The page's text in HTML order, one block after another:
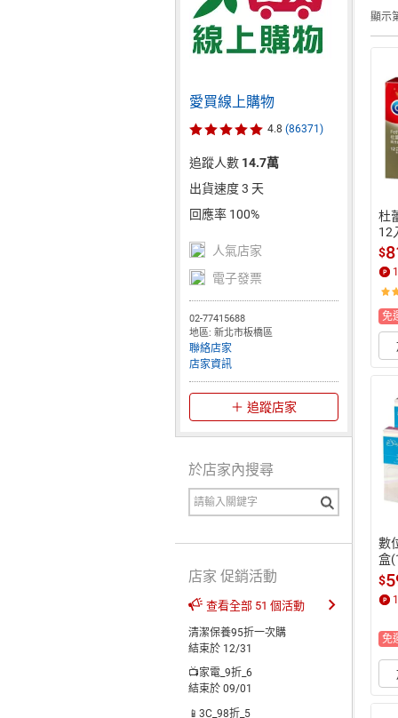
顯示
杜
12
$
1
免
數
盒
$
1
免
愛買線上購物
4.8 (86371)
追蹤人數 14.7萬
出貨速度 3 天
回應率 100%
人氣店家
電子發票
02-77415688
地區: 新北市板橋區
聯絡店家
店家資訊
追蹤店家
於店家內搜尋
店家 促銷活動
查看全部 51 個活動
清潔保養95折一次購
結束於 12/31
📺家電_9折_6
結束於 09/01
📱3C_98折_5